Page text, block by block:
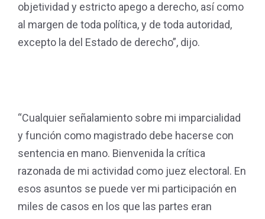
objetividad y estricto apego a derecho, así como
al margen de toda política, y de toda autoridad,
excepto la del Estado de derecho”, dijo.
“Cualquier señalamiento sobre mi imparcialidad
y función como magistrado debe hacerse con
sentencia en mano. Bienvenida la crítica
razonada de mi actividad como juez electoral. En
esos asuntos se puede ver mi participación en
miles de casos en los que las partes eran